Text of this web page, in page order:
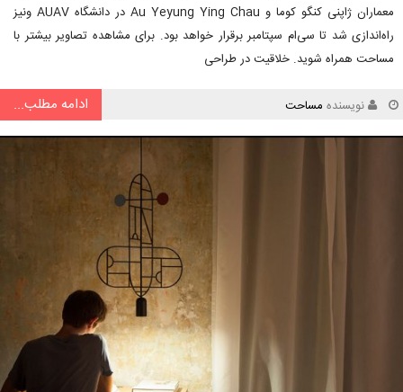
معماران ژاپنی کنگو کوما و Au Yeyung Ying Chau در دانشگاه AUAV ونیز
راه‌اندازی شد تا سی‌ام سپتامبر برقرار خواهد بود. برای مشاهده تصاویر بیشتر با
مساحت همراه شوید. خلاقیت در طراحی
نویسنده مساحت ادامه مطلب...